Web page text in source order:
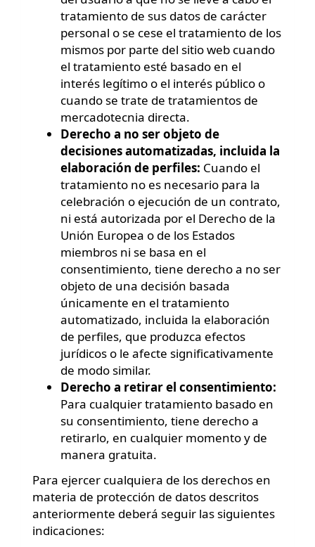
tratamiento de sus datos de carácter
personal o se cese el tratamiento de los
mismos por parte del sitio web cuando
el tratamiento esté basado en el
interés legítimo o el interés público o
cuando se trate de tratamientos de
mercadotecnia directa.
Derecho a no ser objeto de
decisiones automatizadas, incluida la
elaboración de perfiles: Cuando el
tratamiento no es necesario para la
celebración o ejecución de un contrato,
ni está autorizada por el Derecho de la
Unión Europea o de los Estados
miembros ni se basa en el
consentimiento, tiene derecho a no ser
objeto de una decisión basada
únicamente en el tratamiento
automatizado, incluida la elaboración
de perfiles, que produzca efectos
jurídicos o le afecte significativamente
de modo similar.
Derecho a retirar el consentimiento:
Para cualquier tratamiento basado en
su consentimiento, tiene derecho a
retirarlo, en cualquier momento y de
manera gratuita.
Para ejercer cualquiera de los derechos en
materia de protección de datos descritos
anteriormente deberá seguir las siguientes
indicaciones: